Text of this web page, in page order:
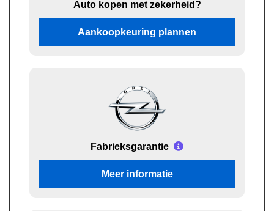
Auto kopen met zekerheid?
Aankoopkeuring plannen
Fabrieksgarantie
Meer informatie